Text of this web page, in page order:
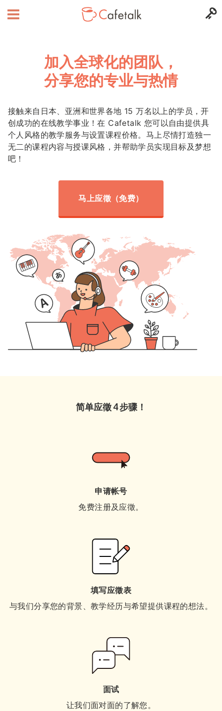
加入全球化的团队，
分享您的专业与热情
接触来自日本、亚洲和世界各地 15 万名以上的学员，开
创成功的在线教学事业！在 Cafetalk 您可以自由提供具
个人风格的教学服务与设置课程价格。 马上尽情打造独一
无二的课程内容与授课风格，并帮助学员实现目标及梦想
吧！
马上应徵（免费）
简单应徵 4 步骤！
申请帐号
免费注册及应徵。
填写应徵表
与我们分享您的背景、教学经历与希望提供课程的想法。
面试
让我们面对面的了解您。